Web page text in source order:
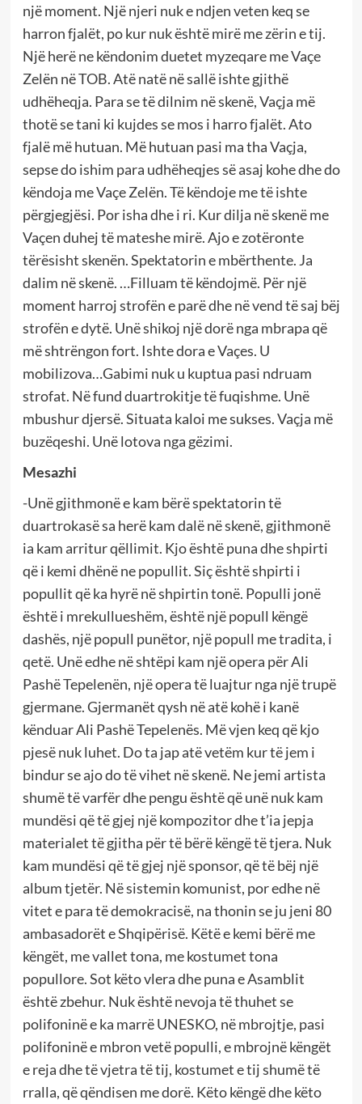
një moment. Një njeri nuk e ndjen veten keq se
harron fjalët, po kur nuk është mirë me zërin e tij.
Një herë ne këndonim duetet myzeqare me Vaçe
Zelën në TOB. Atë natë në sallë ishte gjithë
udhëheqja. Para se të dilnim në skenë, Vaçja më
thotë se tani ki kujdes se mos i harro fjalët. Ato
fjalë më hutuan. Më hutuan pasi ma tha Vaçja,
sepse do ishim para udhëheqjes së asaj kohe dhe do
këndoja me Vaçe Zelën. Të këndoje me të ishte
përgjegjësi. Por isha dhe i ri. Kur dilja në skenë me
Vaçen duhej të mateshe mirë. Ajo e zotëronte
tërësisht skenën. Spektatorin e mbërthente. Ja
dalim në skenë. …Filluam të këndojmë. Për një
moment harroj strofën e parë dhe në vend të saj bëj
strofën e dytë. Unë shikoj një dorë nga mbrapa që
më shtrëngon fort. Ishte dora e Vaçes. U
mobilizova…Gabimi nuk u kuptua pasi ndruam
strofat. Në fund duartrokitje të fuqishme. Unë
mbushur djersë. Situata kaloi me sukses. Vaçja më
buzëqeshi. Unë lotova nga gëzimi.
Mesazhi
-Unë gjithmonë e kam bërë spektatorin të
duartrokasë sa herë kam dalë në skenë, gjithmonë
ia kam arritur qëllimit. Kjo është puna dhe shpirti
që i kemi dhënë ne popullit. Siç është shpirti i
popullit që ka hyrë në shpirtin tonë. Populli jonë
është i mrekullueshëm, është një popull këngë
dashës, një popull punëtor, një popull me tradita, i
qetë. Unë edhe në shtëpi kam një opera për Ali
Pashë Tepelenën, një opera të luajtur nga një trupë
gjermane. Gjermanët qysh në atë kohë i kanë
kënduar Ali Pashë Tepelenës. Më vjen keq që kjo
pjesë nuk luhet. Do ta jap atë vetëm kur të jem i
bindur se ajo do të vihet në skenë. Ne jemi artista
shumë të varfër dhe pengu është që unë nuk kam
mundësi që të gjej një kompozitor dhe t’ia jepja
materialet të gjitha për të bërë këngë të tjera. Nuk
kam mundësi që të gjej një sponsor, që të bëj një
album tjetër. Në sistemin komunist, por edhe në
vitet e para të demokracisë, na thonin se ju jeni 80
ambasadorët e Shqipërisë. Këtë e kemi bërë me
këngët, me vallet tona, me kostumet tona
popullore. Sot këto vlera dhe puna e Asamblit
është zbehur. Nuk është nevoja të thuhet se
polifoninë e ka marrë UNESKO, në mbrojtje, pasi
polifoninë e mbron vetë populli, e mbrojnë këngët
e reja dhe të vjetra të tij, kostumet e tij shumë të
rralla, që qëndisen me dorë. Këto këngë dhe këto